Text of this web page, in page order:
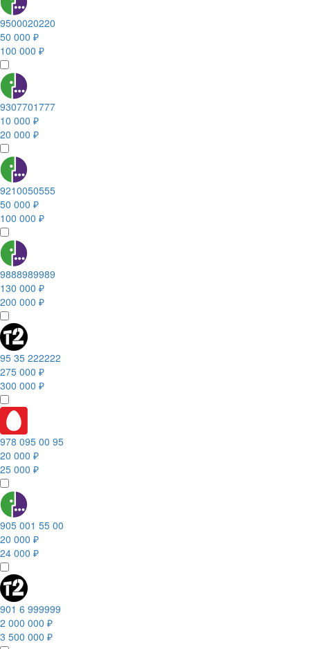
9500020220
50 000 ₽
100 000 ₽
9307701777
10 000 ₽
20 000 ₽
9210050555
50 000 ₽
100 000 ₽
9888989989
130 000 ₽
200 000 ₽
95 35 222222
275 000 ₽
300 000 ₽
978 095 00 95
20 000 ₽
25 000 ₽
905 001 55 00
20 000 ₽
24 000 ₽
901 6 999999
2 000 000 ₽
3 500 000 ₽